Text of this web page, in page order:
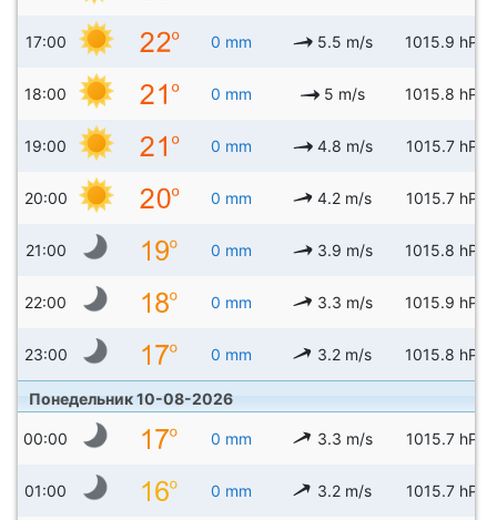
17:00 0 mm 5.5 m/s 1015.9 hPa
18:00 0 mm 5 m/s 1015.8 hPa
19:00 0 mm 4.8 m/s 1015.7 hPa
20:00 0 mm 4.2 m/s 1015.7 hPa
21:00 0 mm 3.9 m/s 1015.8 hPa
22:00 0 mm 3.3 m/s 1015.9 hPa
23:00 0 mm 3.2 m/s 1015.8 hPa
Понедельник 10-08-2026
00:00 0 mm 3.3 m/s 1015.7 hPa
01:00 0 mm 3.2 m/s 1015.7 hPa